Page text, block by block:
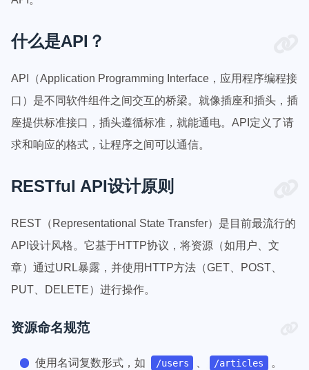
什么是API？
API（Application Programming Interface，应用程序编程接
口）是不同软件组件之间交互的桥梁。就像插座和插头，插
座提供标准接口，插头遵循标准，就能通电。API定义了请
求和响应的格式，让程序之间可以通信。
RESTful API设计原则
REST（Representational State Transfer）是目前最流行的
API设计风格。它基于HTTP协议，将资源（如用户、文
章）通过URL暴露，并使用HTTP方法（GET、POST、
PUT、DELETE）进行操作。
资源命名规范
使用名词复数形式，如 /users /articles 。